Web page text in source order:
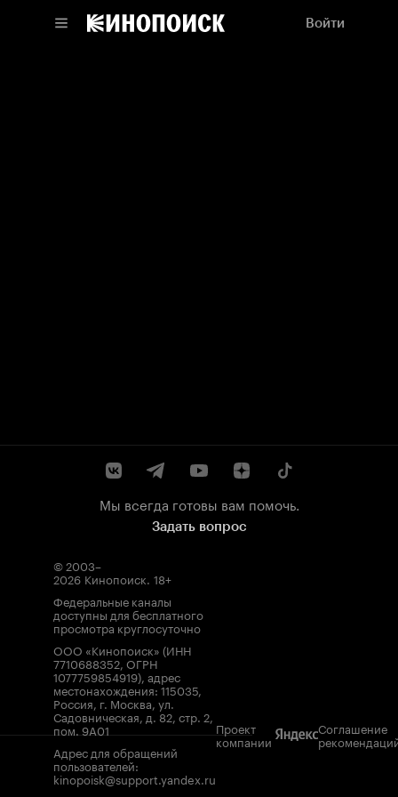
Войти
Мы всегда готовы вам помочь.
Задать вопрос
© 2003–
2026 Кинопоиск. 18+
Федеральные каналы
доступны для бесплатного
просмотра круглосуточно
ООО «Кинопоиск» (ИНН
7710688352, ОГРН
1077759854919), адрес
местонахождения: 115035,
Россия, г. Москва, ул.
Садовническая, д. 82, стр. 2,
пом. 9А01
Адрес для обращений
пользователей:
kinopoisk@support.yandex.ru
Проект
компании
Соглашение